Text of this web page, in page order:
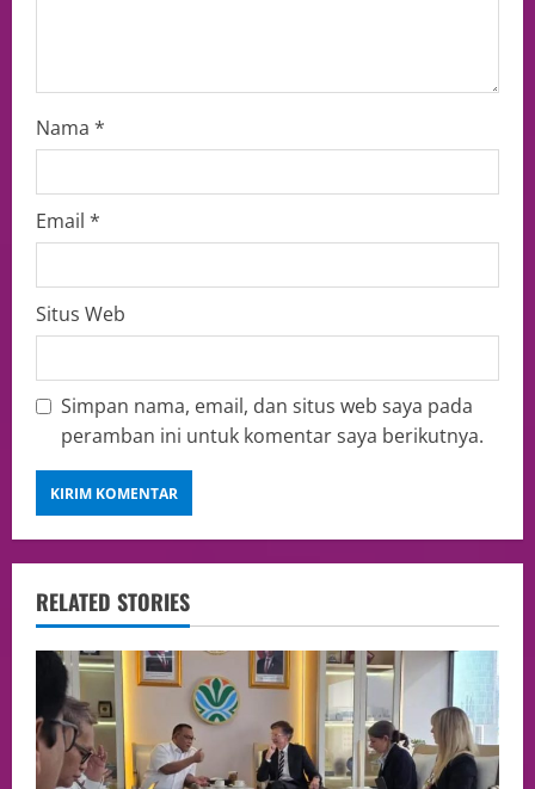
Nama *
Email *
Situs Web
Simpan nama, email, dan situs web saya pada
peramban ini untuk komentar saya berikutnya.
RELATED STORIES